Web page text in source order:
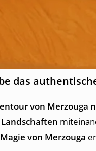
das
von Merzouga
von Merzouga